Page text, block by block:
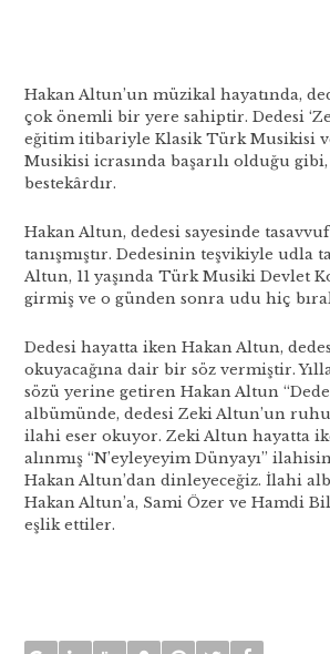
Hakan Altun’un müzikal hayatında,
çok önemli bir yere sahiptir. Dedesi
eğitim itibariyle Klasik Türk Musikisi
Musikisi icrasında başarılı olduğu
bestekârdır.
Hakan Altun, dedesi sayesinde
tanışmıştır. Dedesinin teşvikiyle udla
Altun, 11 yaşında Türk Musiki Devlet
girmiş ve o günden sonra udu hiç
Dedesi hayatta iken Hakan Altun,
okuyacağına dair bir söz vermiştir.
sözü yerine getiren Hakan Altun
albümünde, dedesi Zeki Altun’un
ilahi eser okuyor. Zeki Altun hayatta
alınmış “N’eyleyeyim Dünyayı”
Hakan Altun’dan dinleyeceğiz. İlahi
Hakan Altun’a, Sami Özer ve Hamdi
eşlik ettiler.